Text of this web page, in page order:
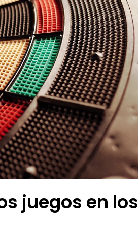
juegos en los